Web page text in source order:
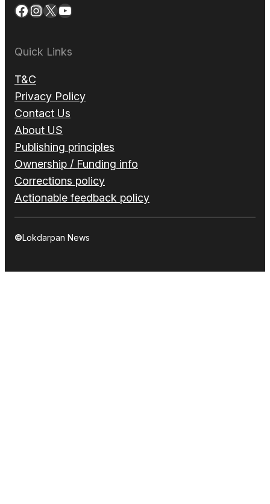
Facebook InstagramX YouTube
Quick Links
T&C
Privacy Policy
Contact Us
About US
Publishing principles
Ownership / Funding info
Corrections policy
Actionable feedback policy
©Lokdarpan News